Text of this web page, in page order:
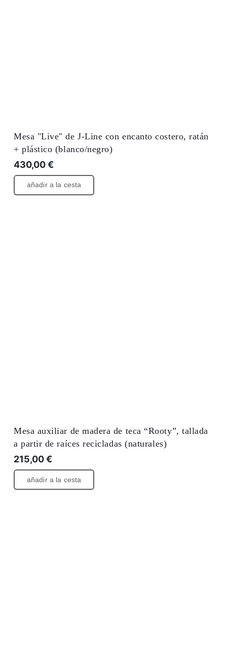
Mesa "Live" de J-Line con encanto costero, ratán
+ plástico (blanco/negro)
430,00€
añadir a la cesta
Mesa auxiliar de madera de teca “Rooty”, tallada
a partir de raíces recicladas (naturales)
215,00€
añadir a la cesta